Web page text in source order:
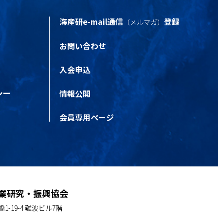
ー
海産研e-mail通信 （メルマガ） 登録
お問い合わせ
入会申込
情報公開
会員専用ページ
研究・振興協会
19-4 難波ビル7階